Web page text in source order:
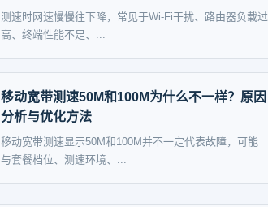
测速时网速慢慢往下降，常见于Wi-Fi干扰、路由器负载过
高、终端性能不足、...
移动宽带测速50M和100M为什么不一样？原因
分析与优化方法
移动宽带测速显示50M和100M并不一定代表故障，可能
与套餐档位、测速环境、...